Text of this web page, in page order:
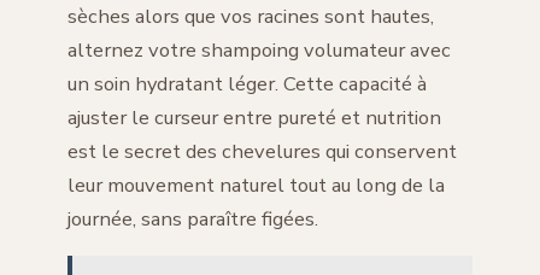
sèches alors que vos racines sont hautes,
alternez votre shampoing volumateur avec
un soin hydratant léger. Cette capacité à
ajuster le curseur entre pureté et nutrition
est le secret des chevelures qui conservent
leur mouvement naturel tout au long de la
journée, sans paraître figées.